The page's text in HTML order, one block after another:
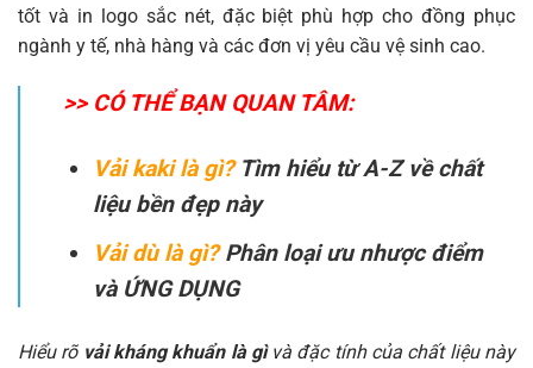
tốt và in logo sắc nét, đặc biệt phù hợp cho đồng phục
ngành y tế, nhà hàng và các đơn vị yêu cầu vệ sinh cao.
>> CÓ THỂ BẠN QUAN TÂM:
Vải kaki là gì? Tìm hiểu từ A-Z về chất
liệu bền đẹp này
Vải dù là gì? Phân loại ưu nhược điểm
và ỨNG DỤNG
Hiểu rõvải kháng khuẩn là gìvà đặc tính của chất liệu này